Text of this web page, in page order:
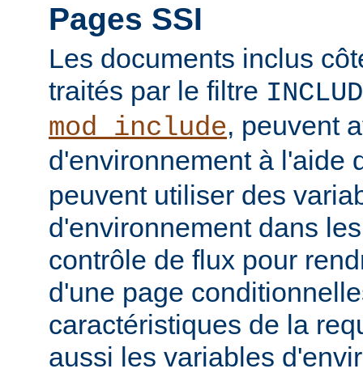
Pages SSI
Les documents inclus
traités par le filtre
mod_include, peuvent
d'environnement à l'aide
peuvent utiliser des
d'environnement dans
contrôle de flux pour
d'une page
caractéristiques de la
aussi les variables